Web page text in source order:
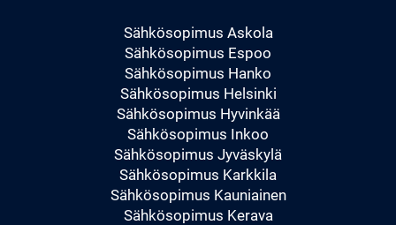
Sähkösopimus Askola
Sähkösopimus Espoo
Sähkösopimus Hanko
Sähkösopimus Helsinki
Sähkösopimus Hyvinkää
Sähkösopimus Inkoo
Sähkösopimus Jyväskylä
Sähkösopimus Karkkila
Sähkösopimus Kauniainen
Sähkösopimus Kerava